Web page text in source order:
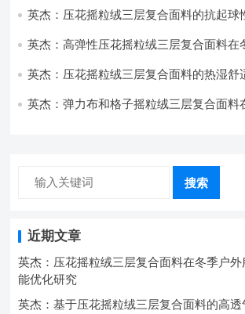
英杰：压花摇粒绒三层复合面料的抗起球
英杰：高弹性压花摇粒绒三层复合面料在
英杰：压花摇粒绒三层复合面料的热湿舒
英杰：弹力布和格子摇粒绒三层复合面料
搜索
近期文章
英杰：压花摇粒绒三层复合面料在冬季户
能优化研究
英杰：基于压花摇粒绒三层复合面料的高